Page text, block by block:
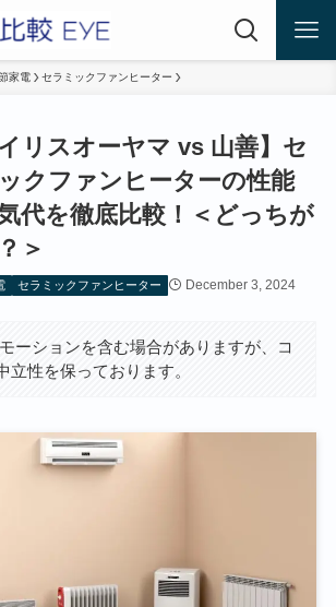
家電 セラミックファンヒーター
イリスオーヤマ vs 山善】セ
クファンヒーターの性能
代を徹底比較！＜どっちが
＞
セラミックファンヒーター December 3, 2024
ーションを含む場合がありますが、コ
立性を保っております。